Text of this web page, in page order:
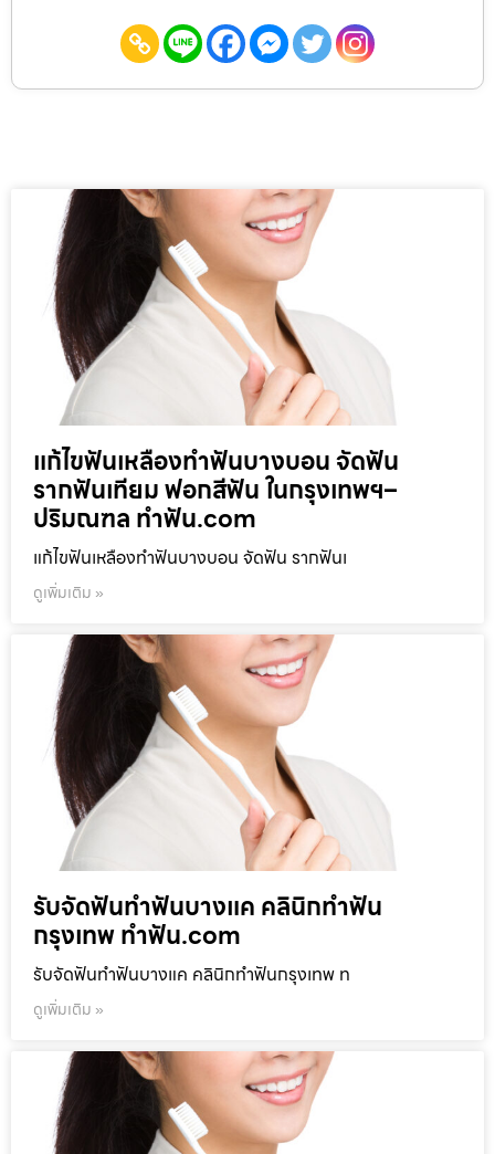
แก้ไขฟันเหลืองทำฟันบางบอน จัดฟัน
รากฟันเทียม ฟอกสีฟัน ในกรุงเทพฯ–
ปริมณฑล ทำฟัน.com
แก้ไขฟันเหลืองทำฟันบางบอน จัดฟัน รากฟันเ
ดูเพิ่มเติม »
รับจัดฟันทำฟันบางแค คลินิกทำฟัน
กรุงเทพ ทำฟัน.com
รับจัดฟันทำฟันบางแค คลินิกทำฟันกรุงเทพ ท
ดูเพิ่มเติม »